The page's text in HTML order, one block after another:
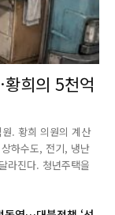
희의 5천억
. 황희 의원의 계산
하수도, 전기, 냉난
라진다. 청년주택을